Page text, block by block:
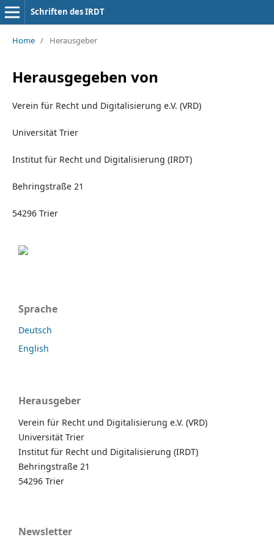
Schriften des IRDT
Trier Studies on Digital Law
Home / Herausgeber
Herausgegeben von
Verein für Recht und Digitalisierung e.V. (VRD)
Universität Trier
Institut für Recht und Digitalisierung (IRDT)
Behringstraße 21
54296 Trier
Sprache
Deutsch
English
Herausgeber
Verein für Recht und Digitalisierung e.V. (VRD)
Universität Trier
Institut für Recht und Digitalisierung (IRDT)
Behringstraße 21
54296 Trier
Newsletter